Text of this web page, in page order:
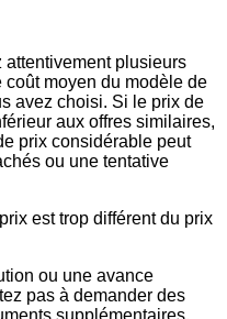
attentivement plusieurs
moyen du modèle de
avez choisi. Si le prix de
aux offres similaires,
prix considérable peut
ou une tentative
est trop différent du prix
ou une avance
pas à demander des
supplémentaires,